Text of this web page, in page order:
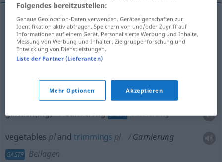
trimming(spl) Garnierungvon Kleidern etc
decoration Garnierung von Kleidern etc
adornment Garnierungvon Kleidern etc
garnish(ing) Garnierung GASTR Verzierung
vegetables plandtrimmings pl Garnierung
GASTR Beilagen
Folgendes bereitzustellen:
Genaue Geolocation-Daten verwenden. Geräteeigenschaften zur
Identifikation aktiv abfragen. Speichern von und/oder Zugriff auf
Informationen auf einem Gerät. Personalisierte Werbung und Inhalte,
Messung von Werbung und Inhalten, Zielgruppenforschung und
Entwicklung von Dienstleistungen.
Liste der Partner (Lieferanten)
Mehr Optionen Akzeptieren